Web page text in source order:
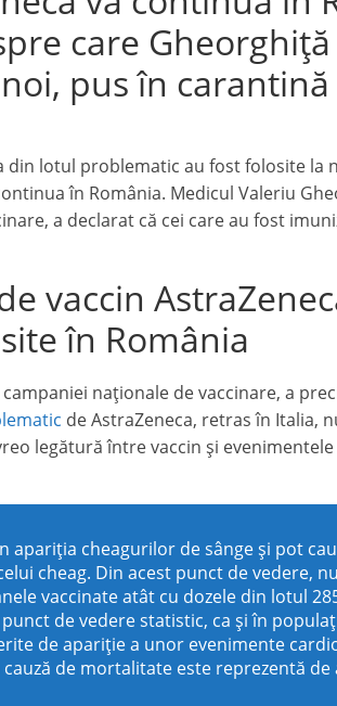
care Gheorghiță
pus în carantină
din lotul problematic au fost folosite la
în România. Medicul Valeriu
a declarat că cei care au fost
vaccin
în România
naționale de vaccinare, a
de AstraZeneca, retras în Italia,
legătură între vaccin și
apariția cheagurilor de sânge și pot
cheag. Din acest punct de vedere,
vaccinate atât cu dozele din lotul
de vedere statistic, ca și în
de apariție a unor evenimente
de mortalitate este reprezentă